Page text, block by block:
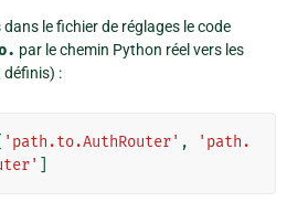
le fichier de réglages le code
par le chemin Python réel vers les
définis) :
'path.to.AuthRouter' ,
'path.